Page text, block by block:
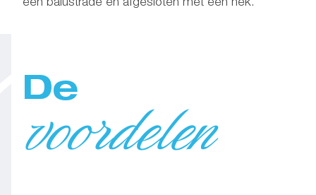
een balustrade en afgesloten met een hek.
De
voordelen